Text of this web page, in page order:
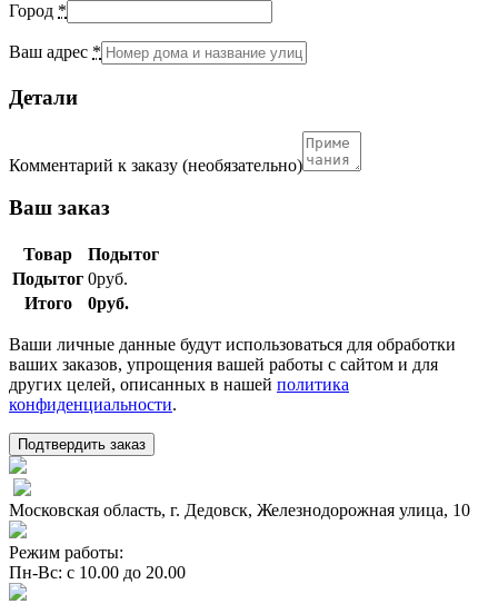
Город *
Ваш адрес *
Детали
Комментарий к заказу (необязательно)
Ваш заказ
Товар
Подытог
Подытог 0руб.
Итого
0руб.
Ваши личные данные будут использоваться для обработки
ваших заказов, упрощения вашей работы с сайтом и для
других целей, описанных в нашей политика
конфиденциальности.
Подтвердить заказ
Московская область, г. Дедовск, Железнодорожная улица, 10
Режим работы:
Пн-Вс: с 10.00 до 20.00